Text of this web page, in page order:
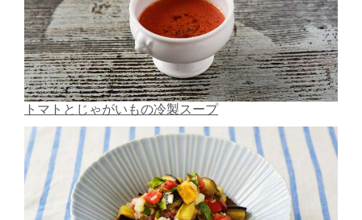
トマトとじゃがいもの冷製スープ